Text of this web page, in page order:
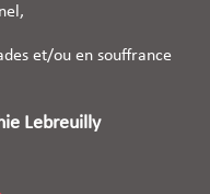
et/ou en souffrance
Lebreuilly